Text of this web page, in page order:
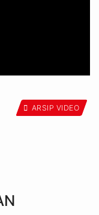
ARSIP VIDEO